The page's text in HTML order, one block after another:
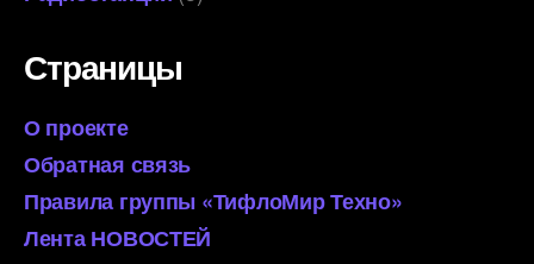
Страницы
О проекте
Обратная связь
Правила группы «ТифлоМир Техно»
Лента НОВОСТЕЙ